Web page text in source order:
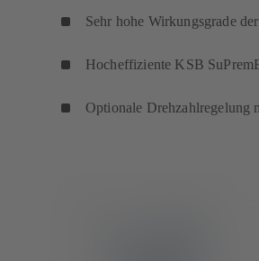
Sehr hohe Wirkungsgrade
Hocheffiziente KSB
Optionale Drehzahlregelung